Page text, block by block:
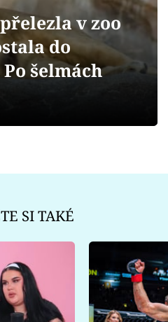
v zoo
do
šelmách
SI TAKÉ